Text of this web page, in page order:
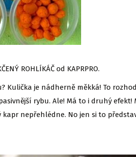
ROHLÍKÁČ od KAPRPRO.
je nádherně měkká! To
rybu. Ale! Má to i druhý efekt!
nepřehlédne. No jen si to